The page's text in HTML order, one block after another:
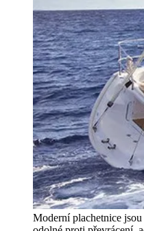
Moderní plachetnice